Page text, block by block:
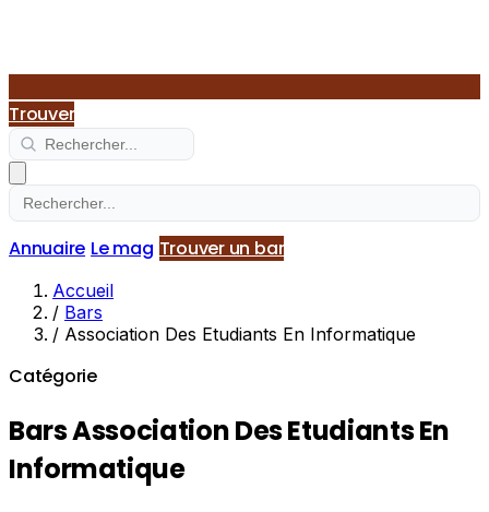
Trouver
Annuaire Le mag Trouver un bar
Accueil
/ Bars
/ Association Des Etudiants En Informatique
Catégorie
Bars Association Des Etudiants En
Informatique